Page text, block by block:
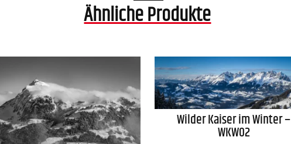
Ähnliche Produkte
Wilder Kaiser im Winter –
WKW02